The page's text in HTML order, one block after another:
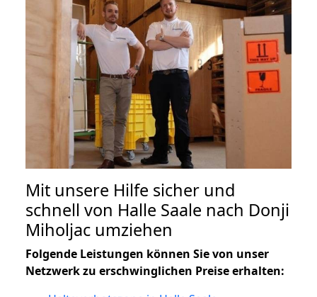
Mit unsere Hilfe sicher und
schnell von Halle Saale nach Donji
Miholjac umziehen
Folgende Leistungen können Sie von unser
Netzwerk zu erschwinglichen Preise erhalten: